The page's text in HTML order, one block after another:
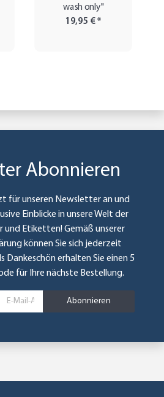
wash only"
19,95 €*
Abonnieren
für unseren Newsletter an und
Einblicke in unsere Welt der
und Etiketten! Gemäß unserer
können Sie sich jederzeit
Dankeschön erhalten Sie einen 5
für Ihre nächste Bestellung.
Abonnieren